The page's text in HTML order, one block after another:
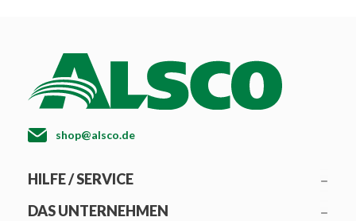
shop@alsco.de
HILFE / SERVICE
DAS UNTERNEHMEN